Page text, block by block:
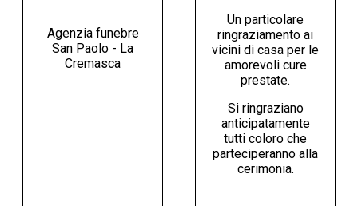
Agenzia funebre
San Paolo - La
Cremasca
Un particolare
ringraziamento ai
vicini di casa per le
amorevoli cure
prestate.
Si ringraziano
anticipatamente
tutti coloro che
parteciperanno alla
cerimonia.